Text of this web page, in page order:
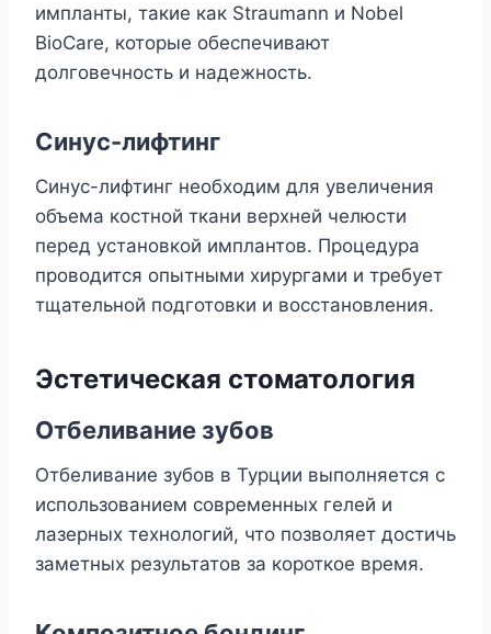
импланты, такие как Straumann и Nobel
BioCare, которые обеспечивают
долговечность и надежность.
Синус-лифтинг
Синус-лифтинг необходим для увеличения
объема костной ткани верхней челюсти
перед установкой имплантов. Процедура
проводится опытными хирургами и требует
тщательной подготовки и восстановления.
Эстетическая стоматология
Отбеливание зубов
Отбеливание зубов в Турции выполняется с
использованием современных гелей и
лазерных технологий, что позволяет достичь
заметных результатов за короткое время.